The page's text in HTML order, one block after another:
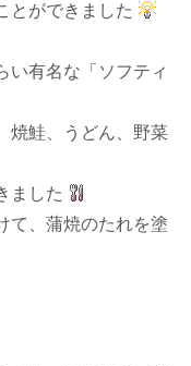
とができました
い有名な「ソフティ
焼鮭、うどん、野菜
ました
て、蒲焼のたれを塗